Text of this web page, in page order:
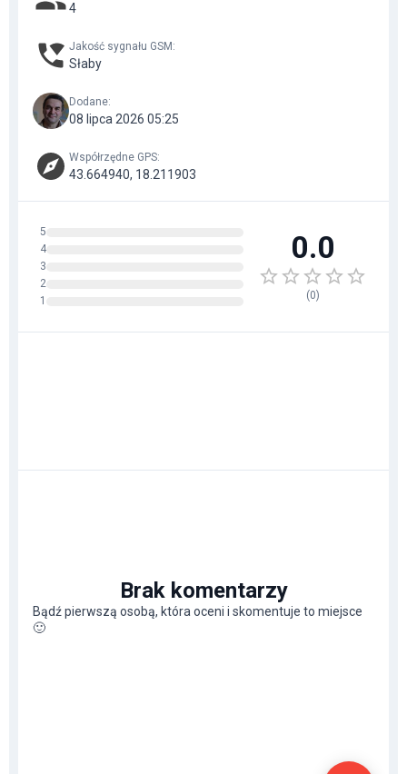
4
Jakość sygnału GSM :
Słaby
Dodane:
08 lipca 2026 05:25
Współrzędne GPS:
43.664940, 18.211903
5
4
3
2
1
0.0
(0)
Brak komentarzy
Bądź pierwszą osobą, która oceni i skomentuje to miejsce
🙂